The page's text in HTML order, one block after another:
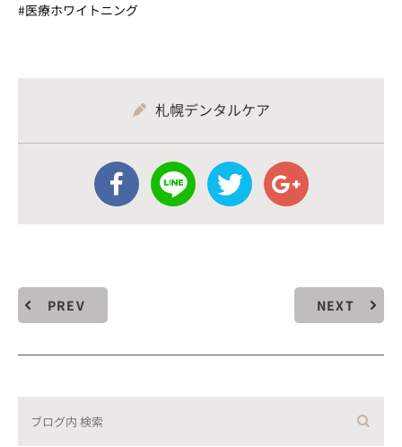
#医療ホワイトニング
札幌デンタルケア
PREV NEXT